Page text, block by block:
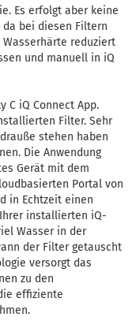
Es erfolgt aber keine
bei diesen Filtern
reduziert
und manuell in iQ
C iQ Connect App.
Filter. Sehr
stehen haben
Die Anwendung
Gerät mit dem
Portal von
in Echtzeit einen
installierten iQ-
Wasser in der
der Filter getauscht
versorgt das
zu den
effiziente